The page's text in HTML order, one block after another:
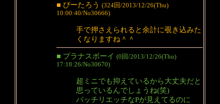
■ ぴーたろう (324回/2013/12/26(Thu)
10:00:40/No30666)
手で押さえられると余計に覗き込みた
くなりますね＾＾
■ プラナスボーイ (0回/2013/12/26(Thu)
17:18:26/No30670)
超ミニでも抑えているから大丈夫だと
思っているんでしょうね(笑)
バッチリエッチなPが見えてるのに